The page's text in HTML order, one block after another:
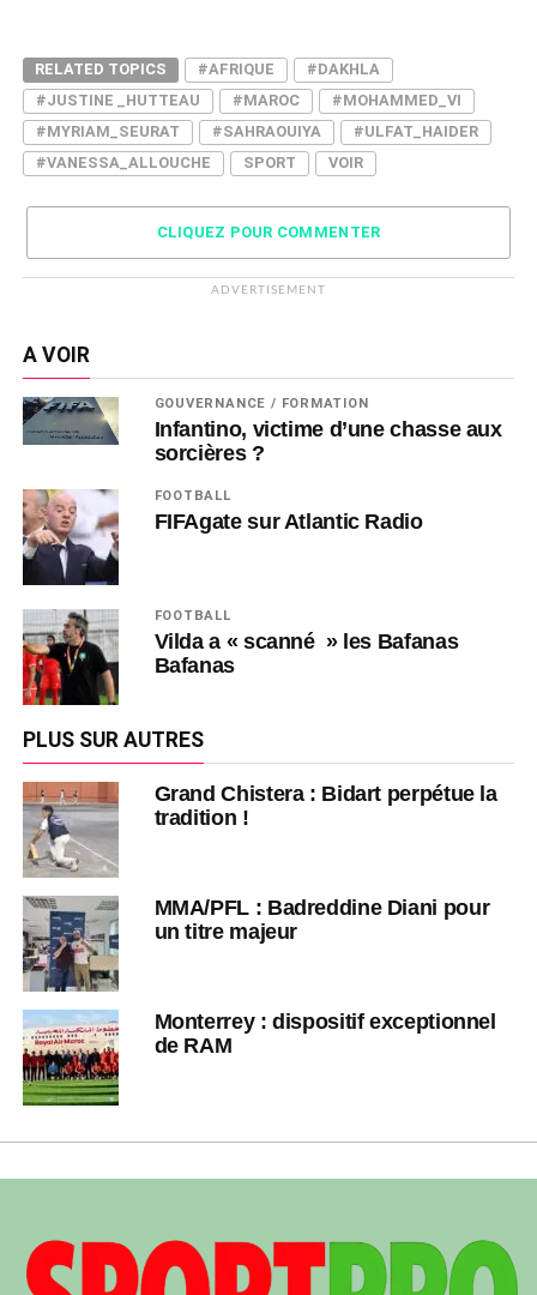
RELATED TOPICS #AFRIQUE
#DAKHLA
#JUSTINE _HUTTEAU
#MAROC
#MOHAMMED_VI
#MYRIAM_SEURAT
#SAHRAOUIYA
#ULFAT_HAIDER
#VANESSA_ALLOUCHE
SPORT VOIR
CLIQUEZ POUR COMMENTER
ADVERTISEMENT
A VOIR
GOUVERNANCE / FORMATION
Infantino, victime d’une chasse aux
sorcières ?
FOOTBALL
FIFAgate sur Atlantic Radio
FOOTBALL
Vilda a « scanné » les Bafanas
Bafanas
PLUS SUR AUTRES
Grand Chistera : Bidart perpétue la
tradition !
MMA/PFL : Badreddine Diani pour
un titre majeur
Monterrey : dispositif exceptionnel
de RAM